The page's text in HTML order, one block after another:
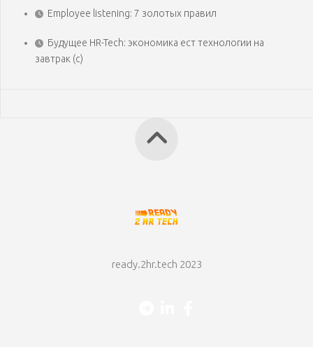
Employee listening: 7 золотых правил
Будущее HR-Tech: экономика ест технологии на
завтрак (с)
ready.2hr.tech 2023